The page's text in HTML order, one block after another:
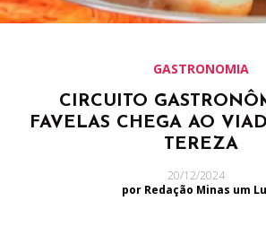
GASTRONOMIA
CIRCUITO
FAVELAS CHEGA AO
TEREZA
20/12/2024
por Redação Minas um